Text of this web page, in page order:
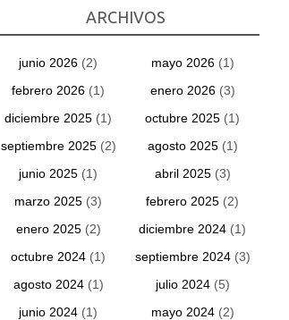
ARCHIVOS
junio 2026 (2) mayo 2026(1)
febrero 2026 (1) enero 2026(3)
diciembre 2025 (1) octubre 2025 (1)
septiembre 2025(2) agosto 2025(1)
junio 2025 (1) abril 2025(3)
marzo 2025 (3) febrero 2025 (2)
enero 2025(2) diciembre 2024 (1)
octubre 2024 (1) septiembre 2024(3)
agosto 2024(1) julio 2024(5)
junio 2024 (1) mayo 2024(2)